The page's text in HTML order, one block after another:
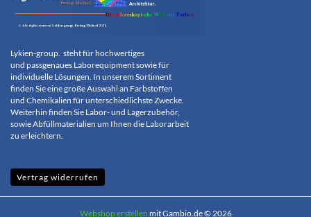
Lykien-group. steht für hochwertiges
und passgenaues Laborequipment sowie für
individuelle Lösungen. In unserem Sortiment
finden Sie eine großeAuswahl an Farbstoffen
und Chemikalien fürunterschiedlichste Zwecke.
Weiterhin finden Sie Labor- und Lagerzubehör,
sowie Abfüllmaterialien um Ihnen die Laborarbeit
zu erleichtern.
Vertrag widerrufen
Webshop erstellen mit Gambio.de © 2026